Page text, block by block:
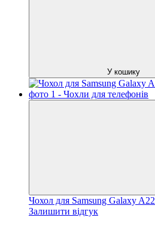
У кошику
Чохол для Samsung Galaxy
Залишити відгук